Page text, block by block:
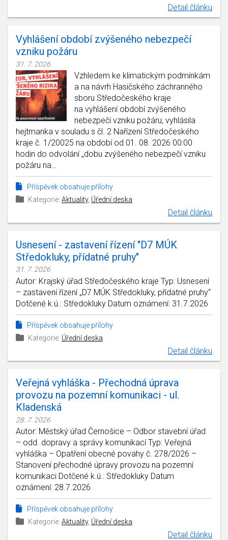
Detail článku
Vyhlášení období zvýšeného nebezpečí
vzniku požáru
31. 7. 2026
Vzhledem ke klimatickým podmínkám
a na návrh Hasičského záchranného
sboru Středočeského kraje
na vyhlášení období zvýšeného
nebezpečí vzniku požáru, vyhlásila
hejtmanka v souladu s čl. 2 Nařízení Středočeského
kraje č. 1/20025 na období od 01. 08. 2026 00:00
hodin do odvolání „dobu zvýšeného nebezpečí vzniku
požáru na…
Příspěvek obsahuje přílohy
Kategorie: Aktuality, Úřední deska
Detail článku
Usnesení - zastavení řízení "D7 MÚK
Středokluky, přídatné pruhy"
31. 7. 2026
Autor: Krajský úřad Středočeského kraje Typ: Usnesení
– zastavení řízení „D7 MÚK Středokluky, přídatné pruhy“
Dotčené k.ú.: Středokluky Datum oznámení: 31.7.2026
Příspěvek obsahuje přílohy
Kategorie: Úřední deska
Detail článku
Veřejná vyhláška - Přechodná úprava
provozu na pozemní komunikaci - ul.
Kladenská
28. 7. 2026
Autor: Městský úřad Černošice – Odbor stavební úřad
– odd. dopravy a správy komunikací Typ: Veřejná
vyhláška – Opatření obecné povahy č. 278/2026 –
Stanovení přechodné úpravy provozu na pozemní
komunikaci Dotčené k.ú.: Středokluky Datum
oznámení: 28.7.2026
Příspěvek obsahuje přílohy
Kategorie: Aktuality, Úřední deska
Detail článku